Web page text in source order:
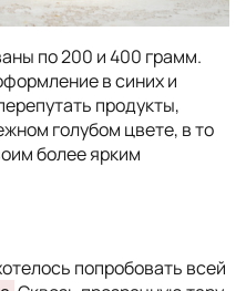
по 200 и 400 грамм.
в синих и
продукты,
голубом цвете, в то
более ярким
попробовать всей